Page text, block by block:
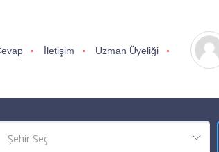
İletişim Uzman Üyeliği